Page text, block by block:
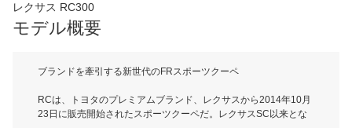
レクサス RC300
モデル概要
ブランドを牽引する新世代のFRスポーツクーペ
RCは、トヨタのプレミアムブランド、レクサスから2014年10月
23日に販売開始されたスポーツクーペだ。レクサスSC以来とな